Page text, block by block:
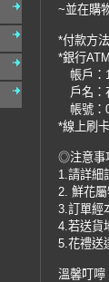
~並在購
*付款方
*銀行
帳戶：
戶名：
帳號：
*線上刷卡
◎注意事
1.請詳細
2. 鮮花
3.訂單經
4.若送貨
5.花禮送
溫馨叮嚀